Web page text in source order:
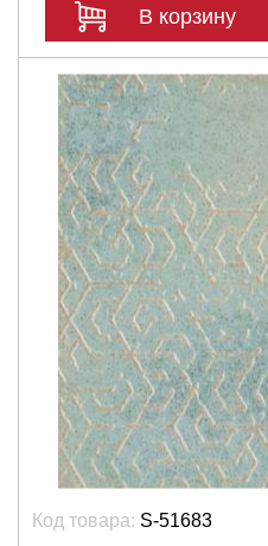
В корзину
Код товара: S-51683